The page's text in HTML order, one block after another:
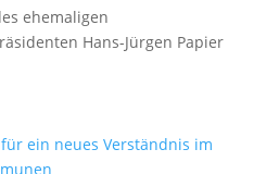
ehemaligen
Hans-Jürgen Papier